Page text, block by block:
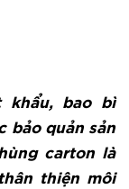
khẩu, bao bì
bảo quản sản
carton là
thiện môi